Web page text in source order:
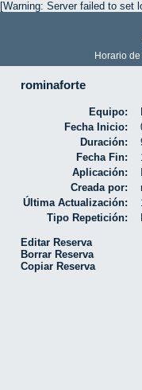
[Warning: Server failed to set
Horario
rominaforte
Equipo:
Fecha Inicio:
Duración:
Fecha Fin:
Aplicación:
Creada por:
Última Actualización:
Tipo Repetición:
Editar Reserva
Borrar Reserva
Copiar Reserva